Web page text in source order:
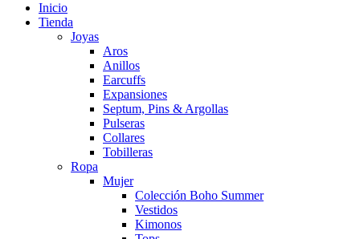
Inicio
Tienda
Joyas
Aros
Anillos
Earcuffs
Expansiones
Septum, Pins & Argollas
Pulseras
Collares
Tobilleras
Ropa
Mujer
Colección Boho Summer
Vestidos
Kimonos